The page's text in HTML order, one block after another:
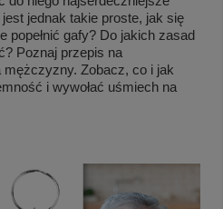
jednak takie proste, jak się
popełnić gafy? Do jakich zasad
Poznaj przepis na
Zobacz, co i jak
i wywołać uśmiech na